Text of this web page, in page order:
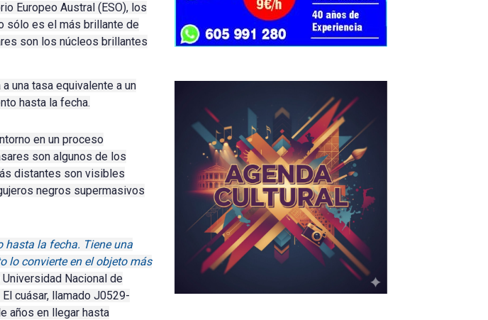
Europeo Austral (ESO), los
sólo es el más brillante de
son los núcleos brillantes
una tasa equivalente a un
hasta la fecha.
en un proceso
son algunos de los
distantes son visibles
negros supermasivos
hasta la fecha. Tiene una
lo convierte en el objeto más
Nacional de
El cuásar, llamado J0529-
años en llegar hasta